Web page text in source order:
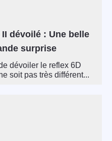
dévoilé : Une belle
surprise
dévoiler le reflex 6D
soit pas très différent...